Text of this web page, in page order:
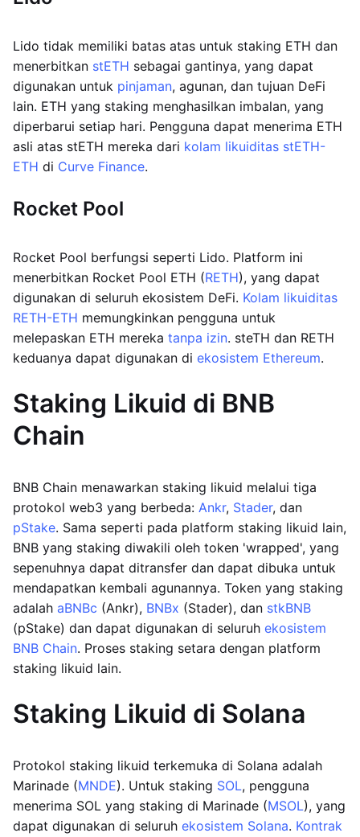
Lido tidak memiliki batas atas untuk staking ETH dan
menerbitkan stETH sebagai gantinya, yang dapat
digunakan untuk pinjaman, agunan, dan tujuan DeFi
lain. ETH yang staking menghasilkan imbalan, yang
diperbarui setiap hari. Pengguna dapat menerima ETH
asli atas stETH mereka dari kolam likuiditas stETH-
ETH di Curve Finance.
Rocket Pool
Rocket Pool berfungsi seperti Lido. Platform ini
menerbitkan Rocket Pool ETH (RETH), yang dapat
digunakan di seluruh ekosistem DeFi. Kolam likuiditas
RETH-ETH memungkinkan pengguna untuk
melepaskan ETH mereka tanpa izin. steTH dan RETH
keduanya dapat digunakan di ekosistem Ethereum.
Staking Likuid di BNB
Chain
BNB Chain menawarkan staking likuid melalui tiga
protokol web3 yang berbeda: Ankr, Stader, dan
pStake. Sama seperti pada platform staking likuid lain,
BNB yang staking diwakili oleh token 'wrapped', yang
sepenuhnya dapat ditransfer dan dapat dibuka untuk
mendapatkan kembali agunannya. Token yang staking
adalah aBNBc (Ankr), BNBx (Stader), dan stkBNB
(pStake) dan dapat digunakan di seluruh ekosistem
BNB Chain. Proses staking setara dengan platform
staking likuid lain.
Staking Likuid di Solana
Protokol staking likuid terkemuka di Solana adalah
Marinade (MNDE). Untuk staking SOL, pengguna
menerima SOL yang staking di Marinade (MSOL), yang
dapat digunakan di seluruh ekosistem Solana. Kontrak